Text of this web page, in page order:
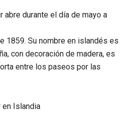
abre durante el día de mayo a
1859. Su nombre en islandés es
con decoración de madera, es
entre los paseos por las